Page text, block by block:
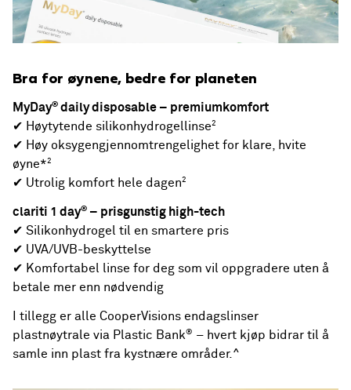
Bra for øynene, bedre for planeten
MyDay® daily disposable – premiumkomfort
✔ Høytytende silikonhydrogellinse2
✔ Høy oksygengjennomtrengelighet for klare, hvite
øyne*2
✔ Utrolig komfort hele dagen2
clariti 1 day® – prisgunstig high-tech
✔ Silikonhydrogel til en smartere pris
✔ UVA/UVB-beskyttelse
✔ Komfortabel linse for deg som vil oppgradere uten å
betale mer enn nødvendig
I tillegg er alle CooperVisions endagslinser
plastnøytrale via Plastic Bank® – hvert kjøp bidrar til å
samle inn plast fra kystnære områder.^